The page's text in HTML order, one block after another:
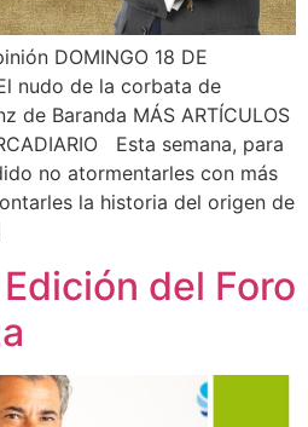
DOMINGO 18 DE
nudo de la corbata de
de Baranda MÁS ARTÍCULOS
Esta semana, para
no atormentarles con más
la historia del origen de
del Foro